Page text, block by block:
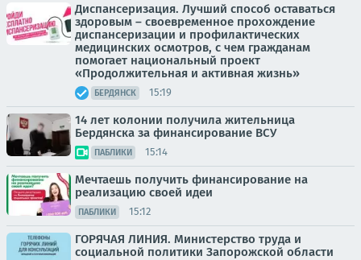
Диспансеризация. Лучший способ оставаться
здоровым – своевременное прохождение
диспансеризации и профилактических
медицинских осмотров, с чем гражданам
помогает национальный проект
«Продолжительная и активная жизнь»
БЕРДЯНСК 15:19
14 лет колонии получила жительница
Бердянска за финансирование ВСУ
ПАБЛИКИ 15:14
Мечтаешь получить финансирование на
реализацию своей идеи
ПАБЛИКИ 15:12
ГОРЯЧАЯ ЛИНИЯ. Министерство труда и
социальной политики Запорожской области